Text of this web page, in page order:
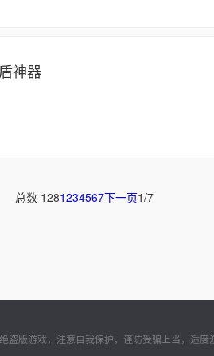
神器
总数 1281234567下一页1/7
盗版游戏，注意自我保护，谨防受骗上当，适